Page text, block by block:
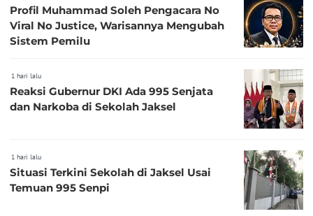
Profil Muhammad Soleh Pengacara No
Viral No Justice, Warisannya Mengubah
Sistem Pemilu
1 hari lalu
Reaksi Gubernur DKI Ada 995 Senjata
dan Narkoba di Sekolah Jaksel
1 hari lalu
Situasi Terkini Sekolah di Jaksel Usai
Temuan 995 Senpi